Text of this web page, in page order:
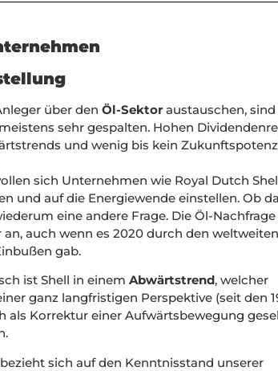
über den Öl-Sektor austauschen,
sehr gespalten. Hohen
und wenig bis kein
sich Unternehmen wie Royal Dutch
und auf die Energiewende einstellen. Ob
eine andere Frage. Die Öl-
auch wenn es 2020 durch den weltweiten
gab.
ist Shell in einem Abwärtstrend, welcher
ganz langfristigen Perspektive (seit den
als Korrektur einer Aufwärtsbewegung
sich auf den Kenntnisstand unserer